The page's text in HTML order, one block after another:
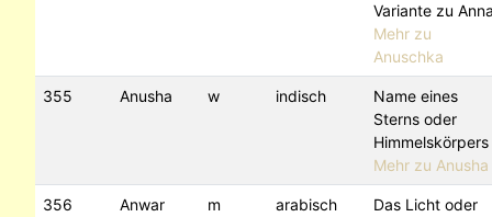
Variante zu
Mehr zu
Anuschka
355 Anusha w indisch
Name eines
Sterns oder
Himmelskörpers
Mehr zu Anusha
356 Anwar m arabisch
Das Licht oder